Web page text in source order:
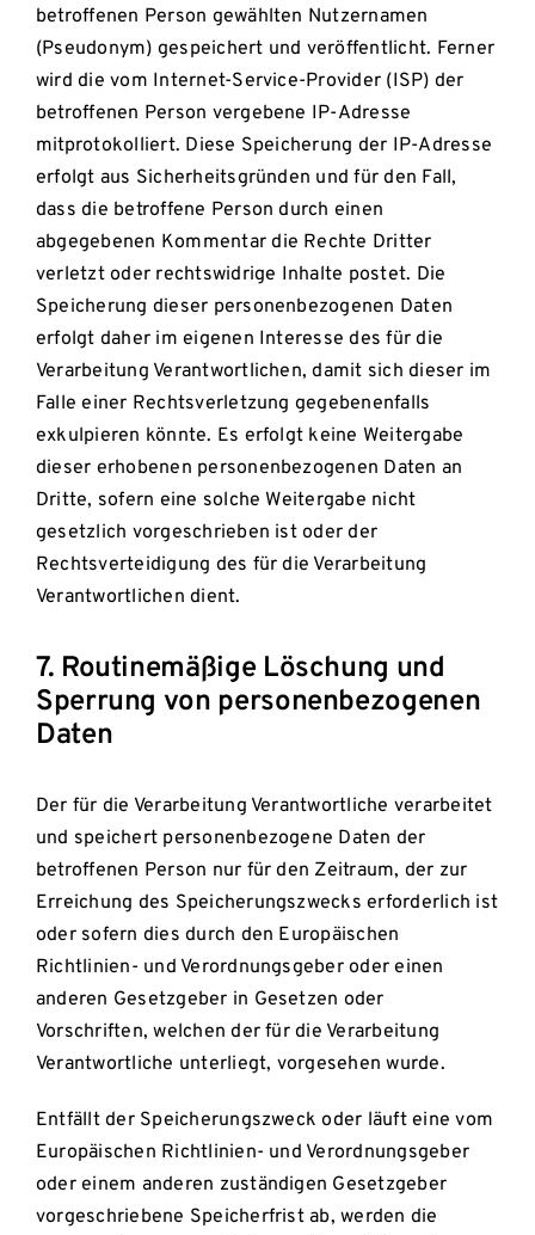
betroffenen Person gewählten Nutzernamen
(Pseudonym) gespeichert und veröffentlicht. Ferner
wird die vom Internet-Service-Provider (ISP) der
betroffenen Person vergebene IP-Adresse
mitprotokolliert. Diese Speicherung der IP-Adresse
erfolgt aus Sicherheitsgründen und für den Fall,
dass die betroffene Person durch einen
abgegebenen Kommentar die Rechte Dritter
verletzt oder rechtswidrige Inhalte postet. Die
Speicherung dieser personenbezogenen Daten
erfolgt daher im eigenen Interesse des für die
Verarbeitung Verantwortlichen, damit sich dieser im
Falle einer Rechtsverletzung gegebenenfalls
exkulpieren könnte. Es erfolgt keine Weitergabe
dieser erhobenen personenbezogenen Daten an
Dritte, sofern eine solche Weitergabe nicht
gesetzlich vorgeschrieben ist oder der
Rechtsverteidigung des für die Verarbeitung
Verantwortlichen dient.
7. Routinemäßige Löschung und
Sperrung von personenbezogenen
Daten
Der für die Verarbeitung Verantwortliche verarbeitet
und speichert personenbezogene Daten der
betroffenen Person nur für den Zeitraum, der zur
Erreichung des Speicherungszwecks erforderlich ist
oder sofern dies durch den Europäischen
Richtlinien- und Verordnungsgeber oder einen
anderen Gesetzgeber in Gesetzen oder
Vorschriften, welchen der für die Verarbeitung
Verantwortliche unterliegt, vorgesehen wurde.
Entfällt der Speicherungszweck oder läuft eine vom
Europäischen Richtlinien- und Verordnungsgeber
oder einem anderen zuständigen Gesetzgeber
vorgeschriebene Speicherfrist ab, werden die